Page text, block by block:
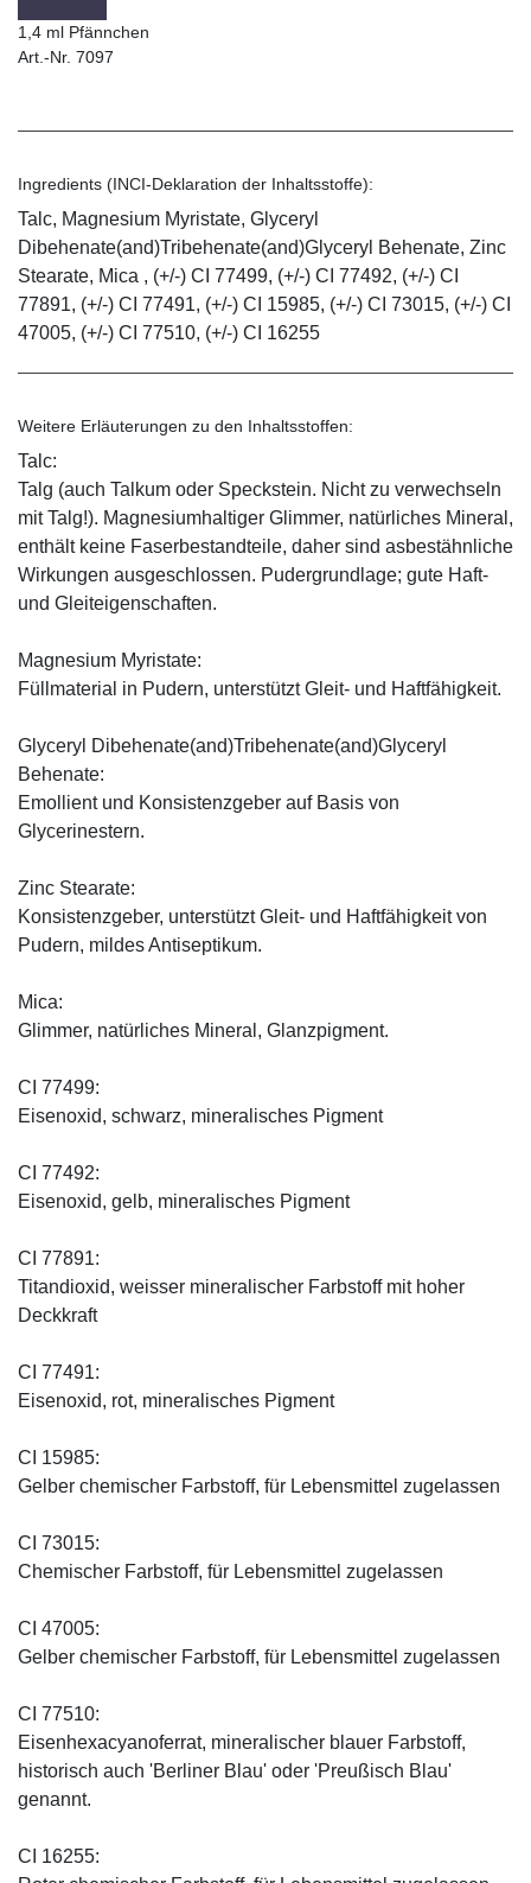
1,4 ml Pfännchen
Art.-Nr. 7097
Ingredients (INCI-Deklaration der Inhaltsstoffe):
Talc, Magnesium Myristate, Glyceryl
Dibehenate(and)Tribehenate(and)Glyceryl Behenate, Zinc
Stearate, Mica , (+/-) CI 77499, (+/-) CI 77492, (+/-) CI
77891, (+/-) CI 77491, (+/-) CI 15985, (+/-) CI 73015, (+/-) CI
47005, (+/-) CI 77510, (+/-) CI 16255
Weitere Erläuterungen zu den Inhaltsstoffen:
Talc:
Talg (auch Talkum oder Speckstein. Nicht zu verwechseln
mit Talg!). Magnesiumhaltiger Glimmer, natürliches Mineral,
enthält keine Faserbestandteile, daher sind asbestähnliche
Wirkungen ausgeschlossen. Pudergrundlage; gute Haft-
und Gleiteigenschaften.
Magnesium Myristate:
Füllmaterial in Pudern, unterstützt Gleit- und Haftfähigkeit.
Glyceryl Dibehenate(and)Tribehenate(and)Glyceryl
Behenate:
Emollient und Konsistenzgeber auf Basis von
Glycerinestern.
Zinc Stearate:
Konsistenzgeber, unterstützt Gleit- und Haftfähigkeit von
Pudern, mildes Antiseptikum.
Mica:
Glimmer, natürliches Mineral, Glanzpigment.
CI 77499:
Eisenoxid, schwarz, mineralisches Pigment
CI 77492:
Eisenoxid, gelb, mineralisches Pigment
CI 77891:
Titandioxid, weisser mineralischer Farbstoff mit hoher
Deckkraft
CI 77491:
Eisenoxid, rot, mineralisches Pigment
CI 15985:
Gelber chemischer Farbstoff, für Lebensmittel zugelassen
CI 73015:
Chemischer Farbstoff, für Lebensmittel zugelassen
CI 47005:
Gelber chemischer Farbstoff, für Lebensmittel zugelassen
CI 77510:
Eisenhexacyanoferrat, mineralischer blauer Farbstoff,
historisch auch 'Berliner Blau' oder 'Preußisch Blau'
genannt.
CI 16255: